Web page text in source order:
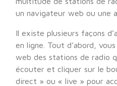
un navigateur web ou une
Il existe plusieurs façons
en ligne. Tout d’abord,
web des stations de radio
écouter et cliquer sur le
direct » ou « live » pour